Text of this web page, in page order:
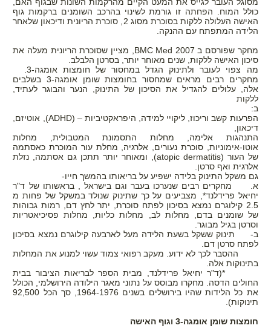
מסוגל העובר לגייס את המעט הקיים מהרקמות השונות שבגוף האם,
כולל המוח. הפחתה זו גורמת לשינוי בהרכב השומנים ברקמות גוף
האישה העלולה ללקות בסוכרת מסוג 2, סוכרת הריונית ודיכאון שלאחר
הלידה המתפתח עם ההנקה.
מחקר שפורסם ב 2007
BMC Med, מציין שסוכרת הריונית מעלה את
סיכון האישה ללקות, שנים מאוחר יותר, בסרטן הלבלב.
מה צפוי לעובר ולתינוק הגדל במחסור של חומצות אומגה-3.
מחקרים רבים מראים שמחסור בחומצות שומן אומגה-3 בשלבים
אלה, עלולים להגדיל את הסיכון של התינוק, הנער והבוגר לעתיד,
ללקות
ב:
הפרעות קשב וריכוז, ליקויי למידה, היפראקטיביות – ((ADHD, אוטיזם,
דיכאון,
התנהגות אלימה, מחלות התסמונת המטבולית, מחלות
אוטו-אימוניות, סוכרת נעורים, אלרגיה, מחלת עור המוכרת כאסתמה
של העור atopic dermatitis)), ומאוחר יותר תתכן גם אסתמה, נזלת
אלרגית ואף סרטן.
גם משקל התינוק בלידה ישפיע על בריאותו בהמשך חייו-
א. מחקרים רבים שנערכו בעבר וגם בישראל , בראשותו של ד"ר
יחיאל פרידלנד*, מצביעים על כך שתינוק שנולד במשקל של פחות מ
2.5 קילוגרם נמצא בסיכון לפתח סוכרת, יתר לחץ דם, רמות גבוהות
של שומנים בדם, מחלות לב, מחלות כליות, מחלות פסיכיאטריות
וסרטן בגיל מבוגר.
ב- תינוק ששקל בשעת הלידה מעל לארבעה קילוגרם נמצא בסיכון
לפתח סרטן דם.
ההסבר לכך לא ידוע. מעקב רפואי צמוד עשוי למנוע את המחלות
בתינוקות אלה.
*(ד"ר יחיאל פרידלנד, מבית הספר לבריאות הציבור בבית
החולים הדסה. מחקרו מבוסס על נתוני מאגר הילודה הירושלמי, הכולל
את כל הלידות שהיו בירושלים בשנים 1964-1976, סך הכל 92,500
תינוקות).
חומצות שומן אומגה-3 וגוף האישה